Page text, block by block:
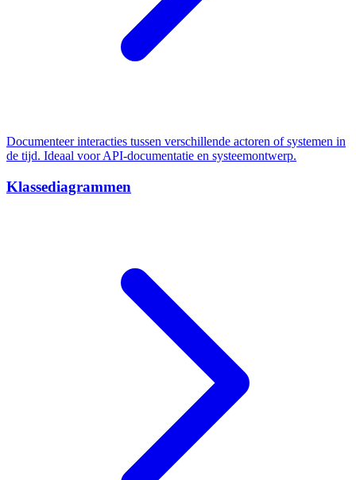
Documenteer interacties tussen verschillende actoren of systemen in
de tijd. Ideaal voor API-documentatie en systeemontwerp.
Klassediagrammen